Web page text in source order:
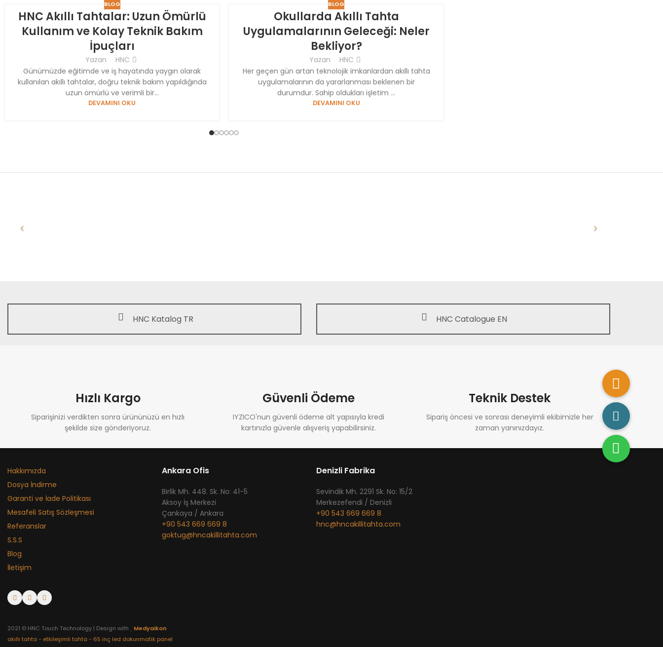
BLOG
HNC Akıllı Tahtalar: Uzun Ömürlü
Kullanım ve Kolay Teknik Bakım
İpuçları
Yazan
HNC
Günümüzde eğitimde ve iş hayatında yaygın olarak
kullanılan akıllı tahtalar, doğru teknik bakım yapıldığında
uzun ömürlü ve verimli bir...
DEVAMINI OKU
BLOG
Okullarda Akıllı Tahta
Uygulamalarının Geleceği: Neler
Bekliyor?
Yazan
HNC
Her geçen gün artan teknolojik imkanlardan akıllı tahta
uygulamalarının da yararlanması beklenen bir
durumdur. Sahip oldukları işletim ...
DEVAMINI OKU
HNC Katalog TR HNC Catalogue EN
Hızlı Kargo
Siparişinizi verdikten sonra ürününüzü en hızlı
şekilde size gönderiyoruz.
Güvenli Ödeme
IYZICO'nun güvenli ödeme alt yapısıyla kredi
kartınızla güvenle alışveriş yapabilirsiniz.
Teknik Destek
Sipariş öncesi ve sonrası deneyimli ekibimizle her
zaman yanınızdayız.
Hakkımızda
Dosya İndirme
Garanti ve İade Politikası
Mesafeli Satış Sözleşmesi
Referanslar
S.S.S
Blog
İletişim
Ankara Ofis
​Birlik Mh. 448. Sk. No: 41-5
Aksoy İş Merkezi
Çankaya / Ankara
+90 543 669 669 8
goktug@hncakillitahta.com
Denizli Fabrika
​Sevindik Mh. 2291 Sk. No: 15/2
Merkezefendi / Denizli
+90 543 669 669 8
hnc@hncakillitahta.com
2021 © HNC Touch Technology | Design with
Medyaikon
akıllı tahta - etkileşimli tahta - 65 inç led dokunmatik panel